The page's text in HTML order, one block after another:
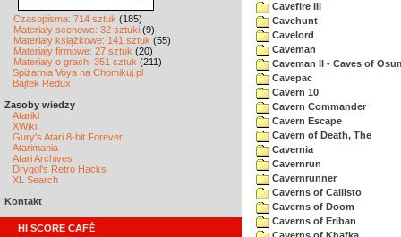
Czasopisma: 714 sztuk (185)
Materiały scenowe: 32 sztuki (9)
Materiały książkowe: 141 sztuk (55)
Materiały firmowe: 27 sztuk (20)
Materiały o grach: 351 sztuk (211)
Spiżarnia Voya na Chomikuj.pl
Bajtek Redux
Zasoby wiedzy
Atariki
XWiki
Gury's Atari 8-bit Forever
Atarimania
Atari Archives
Drygol's Retro Hacks
XL Search
Kontakt
HI SCORE CAFÉ
Cavefire III
Cavehunt
Cavelord
Caveman
Caveman II - Caves of
Cavepac
Cavern 10
Cavern Commander
Cavern Escape
Cavern of Death, The
Cavernia
Cavernrun
Cavernrunner
Caverns of Callisto
Caverns of Doom
Caverns of Eriban